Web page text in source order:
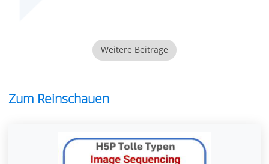
Weitere Beiträge
Zum Reinschauen